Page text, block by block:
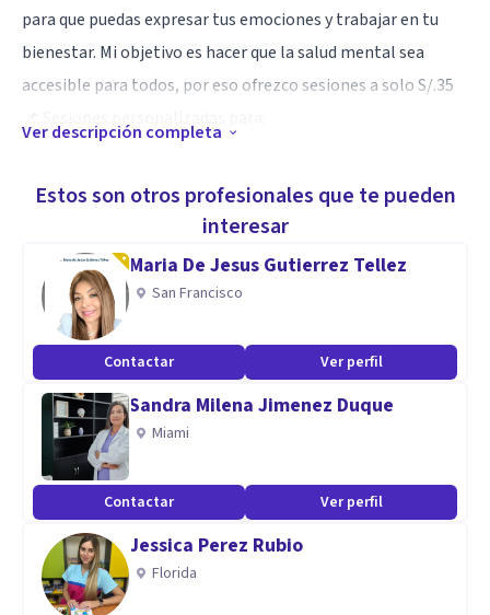
para que puedas expresar tus emociones y trabajar en tu
bienestar. Mi objetivo es hacer que la salud mental sea
accesible para todos, por eso ofrezco sesiones a solo S/.35
✅ Depresión y bajo estado de ánimo
✅ Autoestima y desarrollo personal
✅ Relaciones interpersonales
✅ Manejo de emociones
💻 Modalidad: Presencial / Online
⏳ Duración: 50 minutos
¡No postergues tu bienestar! Contáctame y agenda tu
sesión hoy. 💙
Especialidad
Ansiedad y depresion
Aptitudes
Empatia
Ver descripción completa
Estos son otros profesionales que te pueden
interesar
Maria De Jesus Gutierrez Tellez
San Francisco
Contactar Ver perfil
Sandra Milena Jimenez Duque
Miami
Contactar Ver perfil
Jessica Perez Rubio
Florida